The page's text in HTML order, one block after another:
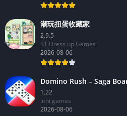
潮玩扭蛋收藏家
2.9.5
31 Dress up Games
2026-08-06
Domino Rush – Saga
1.22
inhi games
2026-08-06